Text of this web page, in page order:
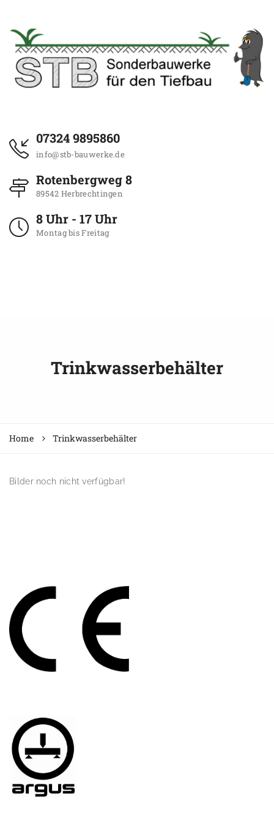
07324 9895860
info@stb-bauwerke.de
Rotenbergweg 8
89542 Herbrechtingen
8 Uhr - 17 Uhr
Montag bis Freitag
Trinkwasserbehälter
Home Trinkwasserbehälter
Bilder noch nicht verfügbar!